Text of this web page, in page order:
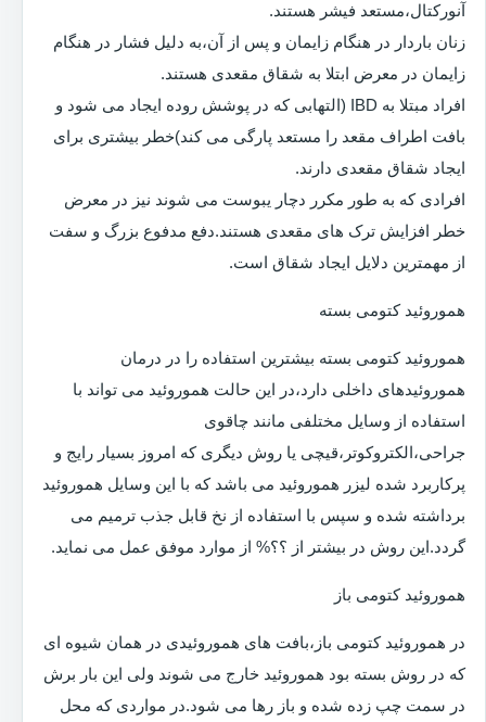
آنورکتال،مستعد فیشر هستند.
زنان باردار در هنگام زایمان و پس از آن،به دلیل فشار در هنگام
زایمان در معرض ابتلا به شقاق مقعدی هستند.
افراد مبتلا به IBD (التهابی که در پوشش روده ایجاد می شود و
بافت اطراف مقعد را مستعد پارگی می کند)خطر بیشتری برای
ایجاد شقاق مقعدی دارند.
افرادی که به طور مکرر دچار یبوست می شوند نیز در معرض
خطر افزایش ترک های مقعدی هستند.دفع مدفوع بزرگ و سفت
از مهمترین دلایل ایجاد شقاق است.
هموروئید کتومی بسته
هموروئید کتومی بسته بیشترین استفاده را در درمان
هموروئیدهای داخلی دارد،در این حالت هموروئید می تواند با
استفاده از وسایل مختلفی مانند چاقوی
جراحی،الکتروکوتر،قیچی یا روش دیگری که امروز بسیار رایج و
پرکاربرد شده لیزر هموروئید می باشد که با این وسایل هموروئید
برداشته شده و سپس با استفاده از نخ قابل جذب ترمیم می
گردد.این روش در بیشتر از ؟؟% از موارد موفق عمل می نماید.
هموروئید کتومی باز
در هموروئید کتومی باز،بافت های هموروئیدی در همان شیوه ای
که در روش بسته بود هموروئید خارج می شوند ولی این بار برش
در سمت چپ زده شده و باز رها می شود.در مواردی که محل